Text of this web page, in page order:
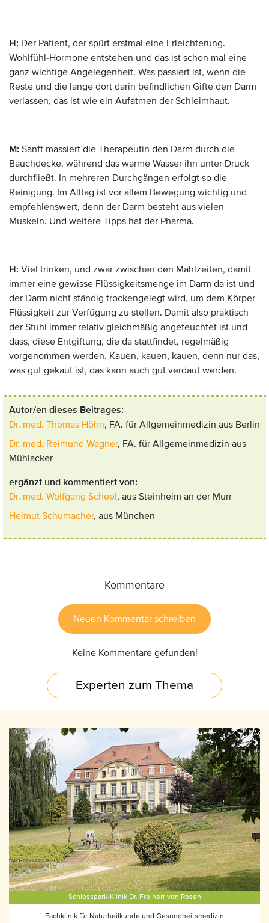
H: Der Patient, der spürt erstmal eine Erleichterung.
Wohlfühl-Hormone entstehen und das ist schon mal eine
ganz wichtige Angelegenheit. Was passiert ist, wenn die
Reste und die lange dort darin befindlichen Gifte den Darm
verlassen, das ist wie ein Aufatmen der Schleimhaut.
M: Sanft massiert die Therapeutin den Darm durch die
Bauchdecke, während das warme Wasser ihn unter Druck
durchfließt. In mehreren Durchgängen erfolgt so die
Reinigung. Im Alltag ist vor allem Bewegung wichtig und
empfehlenswert, denn der Darm besteht aus vielen
Muskeln. Und weitere Tipps hat der Pharma.
H: Viel trinken, und zwar zwischen den Mahlzeiten, damit
immer eine gewisse Flüssigkeitsmenge im Darm da ist und
der Darm nicht ständig trockengelegt wird, um dem Körper
Flüssigkeit zur Verfügung zu stellen. Damit also praktisch
der Stuhl immer relativ gleichmäßig angefeuchtet ist und
dass, diese Entgiftung, die da stattfindet, regelmäßig
vorgenommen werden. Kauen, kauen, kauen, denn nur das,
was gut gekaut ist, das kann auch gut verdaut werden.
Autor/en dieses Beitrages:
Dr. med. Thomas Höhn, FA. für Allgemeinmedizin aus Berlin
Dr. med. Reimund Wagner, FA. für Allgemeinmedizin aus
Mühlacker
ergänzt und kommentiert von:
Dr. med. Wolfgang Scheel, aus Steinheim an der Murr
Helmut Schumacher, aus München
Kommentare
Neuen Kommentar schreiben
Keine Kommentare gefunden!
Experten zum Thema
Schlosspark-Klinik Dr. Freiherr von Rosen
Fachklinik für Naturheilkunde und Gesundheitsmedizin